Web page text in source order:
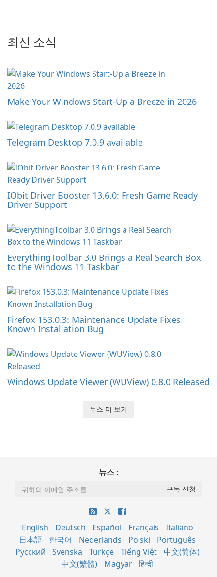
최신 소식
Make Your Windows Start-Up a Breeze in 2026
Telegram Desktop 7.0.9 available
IObit Driver Booster 13.6.0: Fresh Game Ready
Driver Support
EverythingToolbar 3.0 Brings a Real Search Box
to the Windows 11 Taskbar
Firefox 153.0.3: Maintenance Update Fixes
Known Installation Bug
Windows Update Viewer (WUView) 0.8.0 Released
뉴스 더 보기
뉴스 :
English Deutsch Español Français
Italiano
日本語
한국어 Nederlands Polski
Português
Русский
Svenska Türkçe Tiếng Việt
中文(简体)
中文(繁體)
Magyar हिन्दी